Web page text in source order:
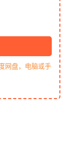
网盘，电脑或手